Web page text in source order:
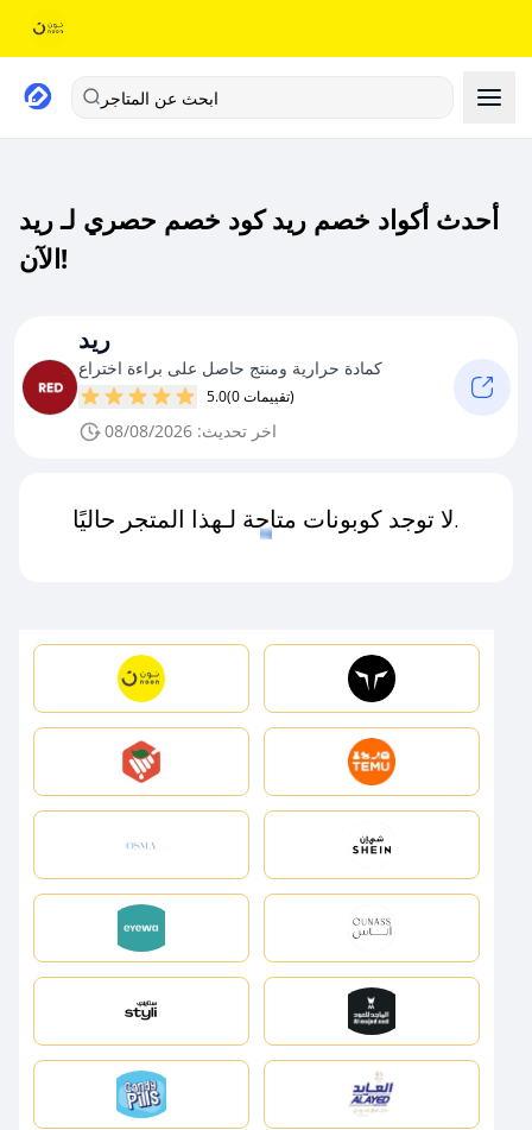
ابحث عن المتاجر
أحدث أكواد خصم ريد كود خصم حصري لـ ريد
الآن!
ريد
كمادة حرارية ومنتج حاصل على براءة اختراع
5.0 (0 تقييمات)
اخر تحديث: 08/08/2026
لا توجد كوبونات متاحة لـهذا المتجر حاليًا.